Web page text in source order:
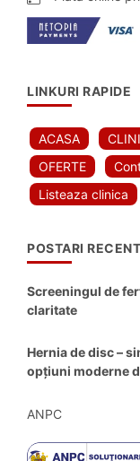
LINKURI RAPIDE
ACASA
OFERTE
Listeaza clinica
POSTARI
Screeningul de
claritate
Hernia de disc –
opțiuni moderne
ANPC